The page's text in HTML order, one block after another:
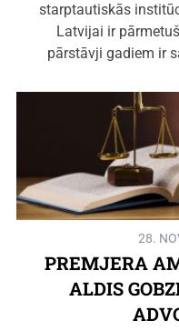
starptautiskās
Latvijai ir
pārstāvji gadiem ir
28.
PREMJERA
ALDIS